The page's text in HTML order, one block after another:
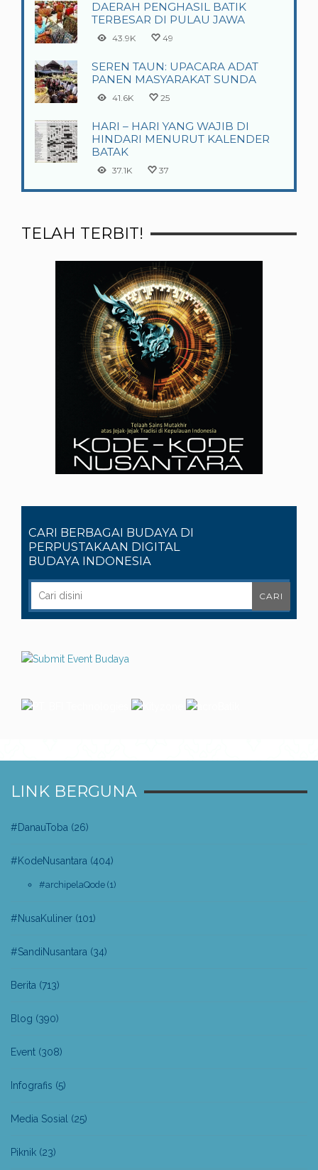
DAERAH PENGHASIL BATIK
TERBESAR DI PULAU JAWA
43.9K 49
SEREN TAUN: UPACARA ADAT
PANEN MASYARAKAT SUNDA
41.6K 25
HARI – HARI YANG WAJIB DI
HINDARI MENURUT KALENDER
BATAK
37.1K 37
TELAH TERBIT!
CARI BERBAGAI BUDAYA DI
PERPUSTAKAAN DIGITAL
BUDAYA INDONESIA
LINK BERGUNA
#DanauToba (26)
#KodeNusantara (404)
#archipelaQode (1)
#NusaKuliner (101)
#SandiNusantara (34)
Berita (713)
Blog (390)
Event (308)
Infografis (5)
Media Sosial (25)
Piknik (23)